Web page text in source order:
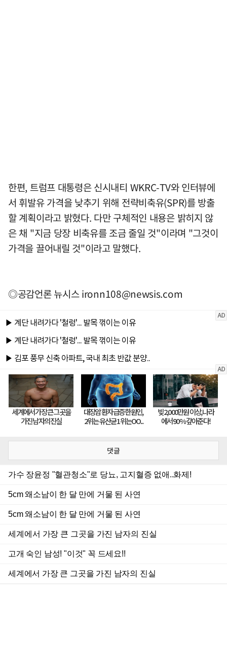
한편, 트럼프 대통령은 신시내티 WKRC-TV와 인터뷰에
서 휘발유 가격을 낮추기 위해 전략비축유(SPR)를 방출
할 계획이라고 밝혔다. 다만 구체적인 내용은 밝히지 않
은 채 "지금 당장 비축유를 조금 줄일 것"이라며 "그것이
가격을 끌어내릴 것"이라고 말했다.
◎공감언론 뉴시스ironn108@newsis.com
댓글